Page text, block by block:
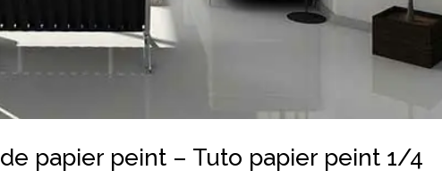
papier peint – Tuto papier peint 1/4